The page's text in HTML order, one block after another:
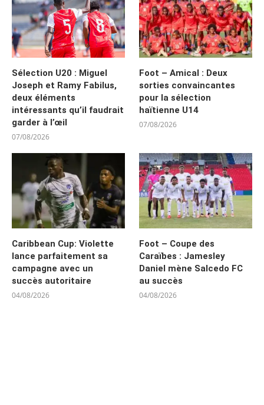
Sélection U20 : Miguel
Joseph et Ramy Fabilus,
deux éléments
intéressants qu’il faudrait
garder à l’œil
07/08/2026
Foot – Amical : Deux
sorties convaincantes
pour la sélection
haïtienne U14
07/08/2026
Caribbean Cup: Violette
lance parfaitement sa
campagne avec un
succès autoritaire
04/08/2026
Foot – Coupe des
Caraïbes : Jamesley
Daniel mène Salcedo FC
au succès
04/08/2026